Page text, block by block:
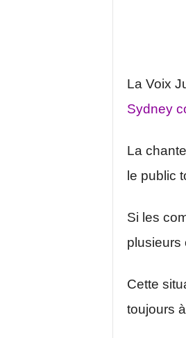
La Voix
Sydney
La
le public
Si les
plusieurs
Cette
toujours